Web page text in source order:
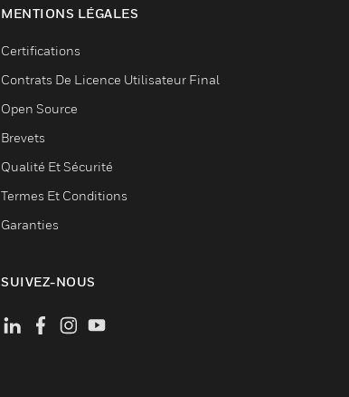
MENTIONS LÉGALES
Certifications
Contrats De Licence Utilisateur Final
Open Source
Brevets
Qualité Et Sécurité
Termes Et Conditions
Garanties
SUIVEZ-NOUS